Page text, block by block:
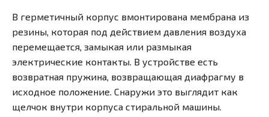
В герметичный корпус вмонтирована мембрана из
резины, которая под действием давления воздуха
перемещается, замыкая или размыкая
электрические контакты. В устройстве есть
возвратная пружина, возвращающая диафрагму в
исходное положение. Снаружи это выглядит как
щелчок внутри корпуса стиральной машины.